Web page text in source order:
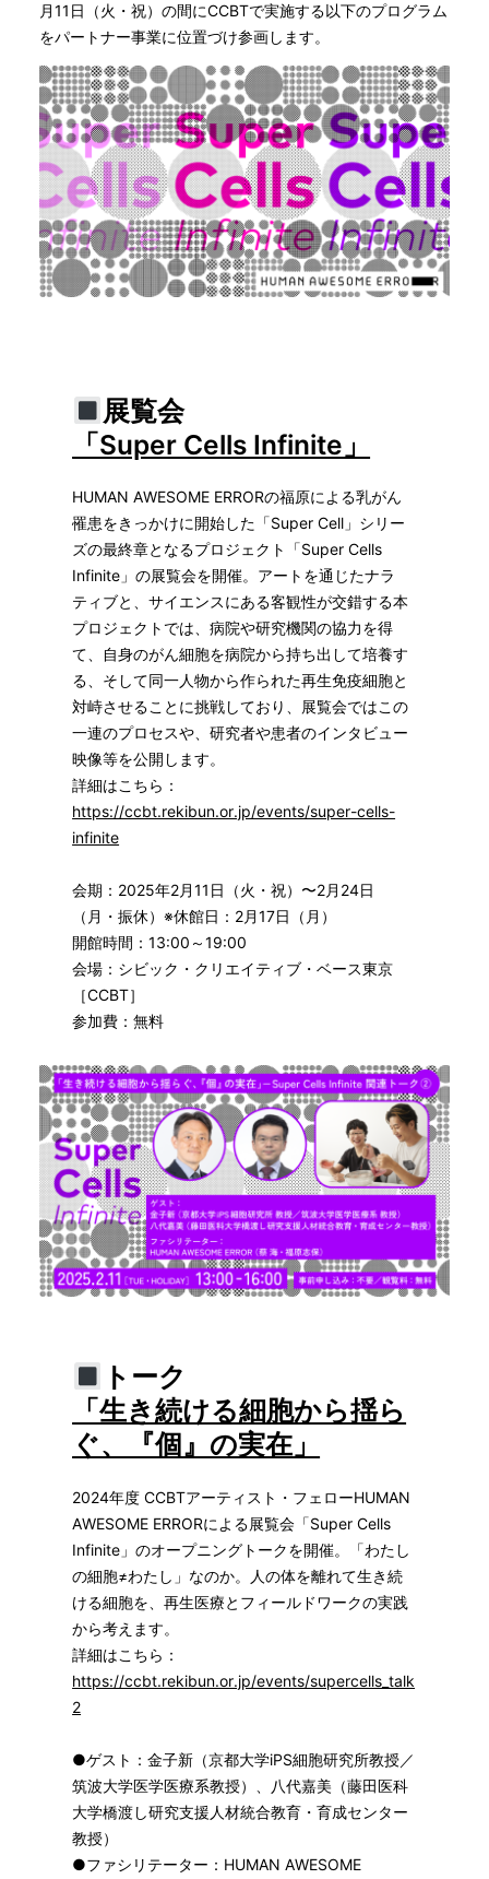
月11日（火・祝）の間にCCBTで実施する以下のプログラム
をパートナー事業に位置づけ参画します。
展覧会
「Super Cells Infinite」
HUMAN AWESOME ERRORの福原による乳がん
罹患をきっかけに開始した「Super Cell」シリー
ズの最終章となるプロジェクト「Super Cells
Infinite」の展覧会を開催。アートを通じたナラ
ティブと、サイエンスにある客観性が交錯する本
プロジェクトでは、病院や研究機関の協力を得
て、自身のがん細胞を病院から持ち出して培養す
る、そして同一人物から作られた再生免疫細胞と
対峙させることに挑戦しており、展覧会ではこの
一連のプロセスや、研究者や患者のインタビュー
映像等を公開します。
詳細はこちら：
https://ccbt.rekibun.or.jp/events/super-cells-
infinite
会期：2025年2月11日（火・祝）〜2月24日
（月・振休）※休館日：2月17日（月）
開館時間：13:00～19:00
会場：シビック・クリエイティブ・ベース東京
［CCBT］
参加費：無料
トーク
「生き続ける細胞から揺ら
ぐ、『個』の実在」
2024年度 CCBTアーティスト・フェローHUMAN
AWESOME ERRORによる展覧会「Super Cells
Infinite」のオープニングトークを開催。「わたし
の細胞≠わたし」なのか。人の体を離れて生き続
ける細胞を、再生医療とフィールドワークの実践
から考えます。
詳細はこちら：
https://ccbt.rekibun.or.jp/events/supercells_talk
2
●ゲスト：金子新（京都大学iPS細胞研究所教授／
筑波大学医学医療系教授）、八代嘉美（藤田医科
大学橋渡し研究支援人材統合教育・育成センター
教授）
●ファシリテーター：HUMAN AWESOME